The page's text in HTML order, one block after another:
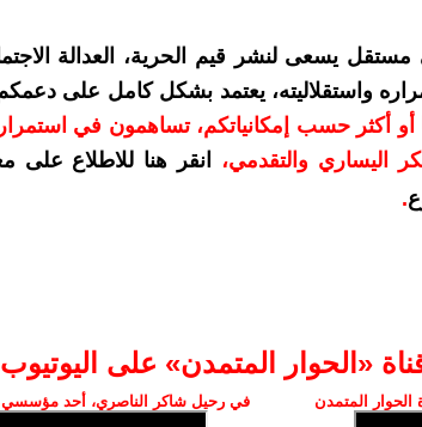
يسعى لنشر قيم الحرية، العدالة
واستقلاليته، يعتمد بشكل كامل على
سنويًا أو أكثر حسب إمكانياتكم، تساهمون في
اليساري والتقدمي،
انقر هنا للاطلاع على
.
‫«الحوار المتمدن» على اليوتيوب
المتمدن في رحيل شاكر الناصري، أحد مؤسسي